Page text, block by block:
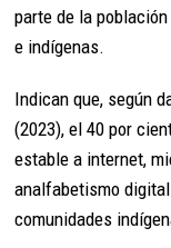
parte de la
e indígenas.
Indican que, según
(2023), el 40 por
estable a internet,
analfabetismo
comunidades